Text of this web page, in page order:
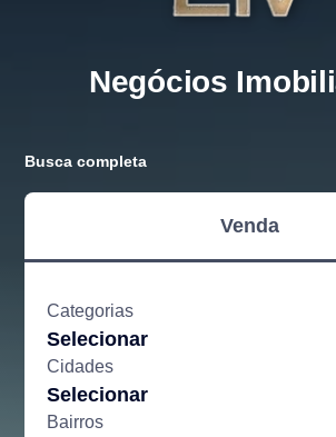
Negócios
Busca completa
Venda
Categorias
Selecionar
Cidades
Selecionar
Bairros